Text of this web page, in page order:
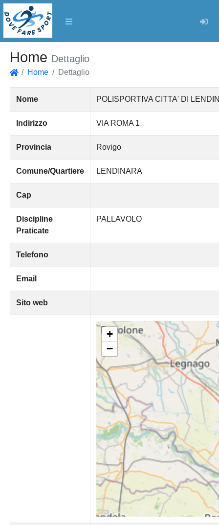
Home Dettaglio
Home Dettaglio
Nome POLISPORTIVA CITTA' DI
Indirizzo VIA ROMA 1
Provincia Rovigo
Comune/Quartiere LENDINARA
Cap
Discipline
Praticate
PALLAVOLO
Telefono
Email
Sito web
+
−